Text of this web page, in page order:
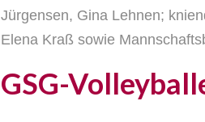
Jürgensen, Gina Lehnen;
Elena Kraß sowie
GSG-